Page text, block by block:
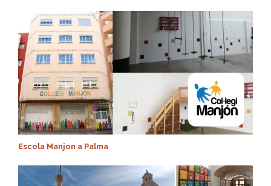
Escola Manjon a Palma